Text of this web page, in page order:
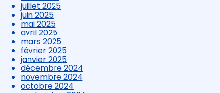
juillet 2025
juin 2025
mai 2025
avril 2025
mars 2025
février 2025
janvier 2025
décembre 2024
novembre 2024
octobre 2024